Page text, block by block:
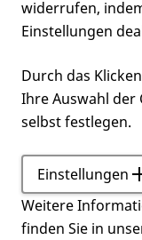
widerrufen,
Einstellungen
Durch das
Ihre Auswahl der
selbst festlegen.
Einstellungen
Weitere
finden Sie in